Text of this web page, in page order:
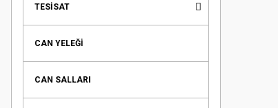
TESİSAT
CAN YELEĞİ
CAN SALLARI